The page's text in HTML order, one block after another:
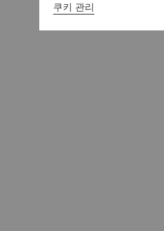
쿠키 관리